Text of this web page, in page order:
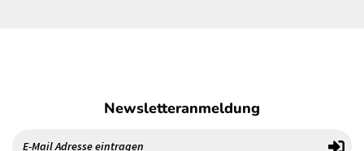
Newsletteranmeldung